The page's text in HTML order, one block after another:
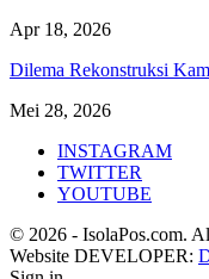
Apr 18, 2026
Dilema Rekonstruksi
Mei 28, 2026
INSTAGRAM
TWITTER
YOUTUBE
© 2026 - IsolaPos.com.
Website DEVELOPER: